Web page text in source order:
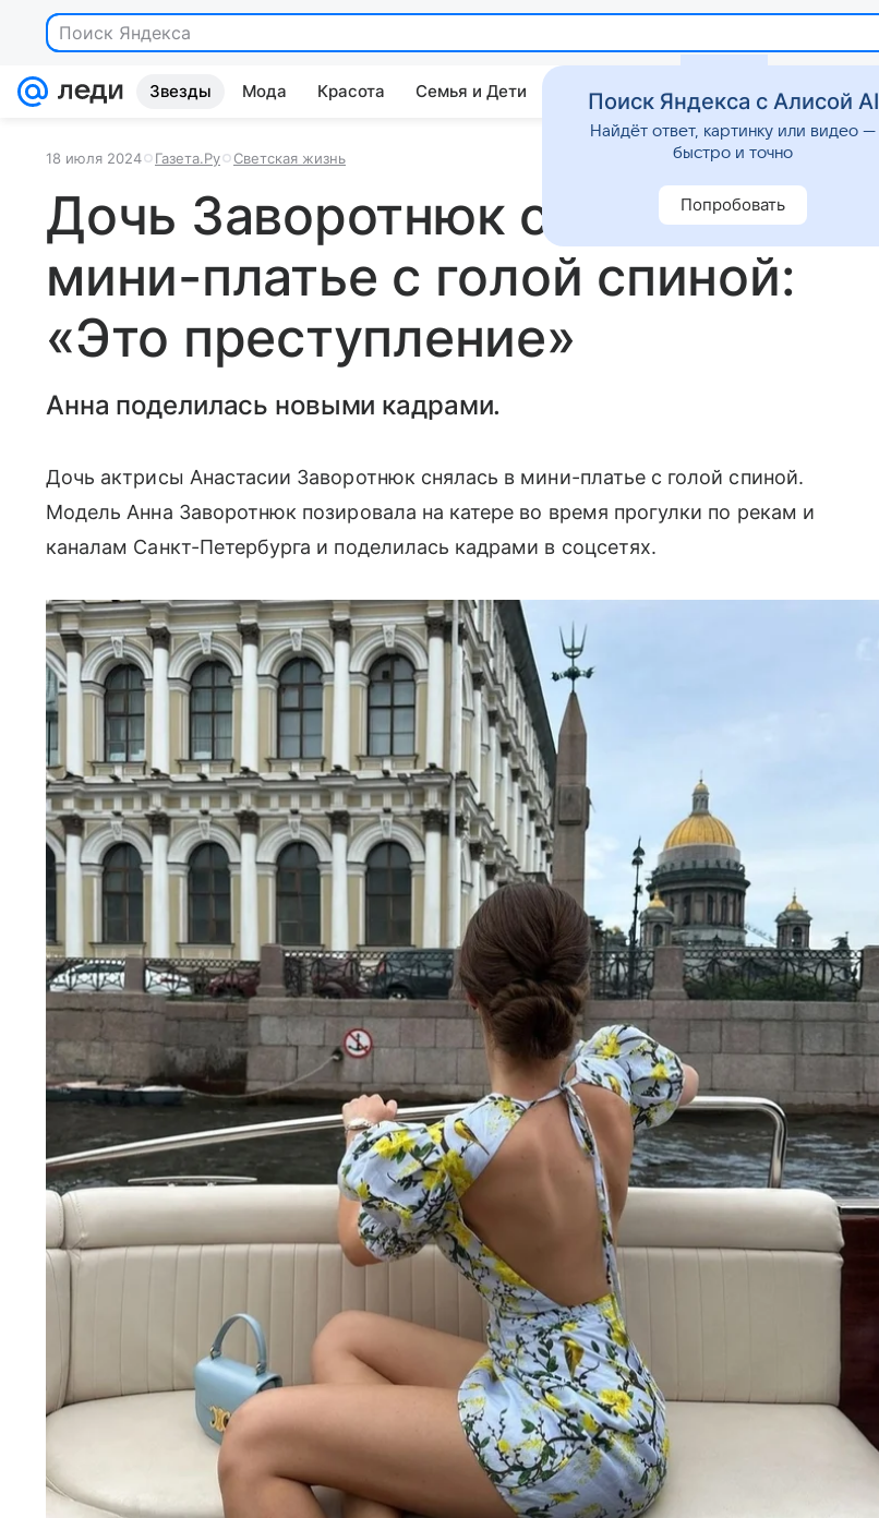
Поиск Яндекса
Звезды Мода Красота Семья и Дети Дом Гороскопы Стиль жизни
18 июля 2024 Газета.Ру Светская жизнь
Дочь Заворотнюк снялась в
мини-платье с голой спиной:
«Это преступление»
Анна поделилась новыми кадрами.
Дочь актрисы Анастасии Заворотнюк снялась в мини-платье с голой спиной.
Модель Анна Заворотнюк позировала на катере во время прогулки по рекам и
каналам Санкт-Петербурга и поделилась кадрами в соцсетях.
Поиск Яндекса с Алисой AI
Найдёт ответ, картинку или видео —
быстро и точно
Попробовать